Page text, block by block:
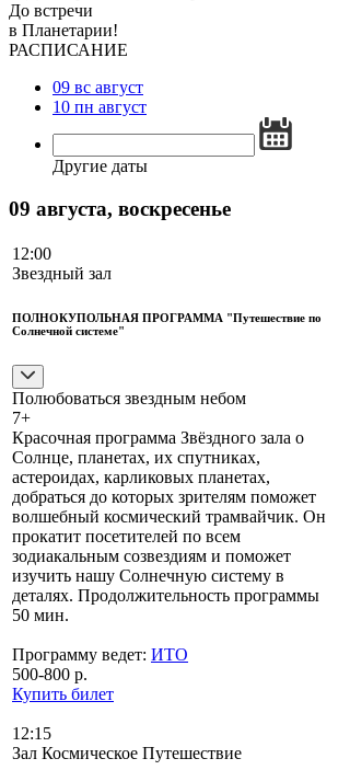
До встречи
в Планетарии!
РАСПИСАНИЕ
09 вс август
10 пн август
Другие даты
09 августа, воскресенье
12:00
Звездный зал
ПОЛНОКУПОЛЬНАЯ ПРОГРАММА "Путешествие по
Солнечной системе"
Полюбоваться звездным небом
7+
Красочная программа Звёздного зала о
Солнце, планетах, их спутниках,
астероидах, карликовых планетах,
добраться до которых зрителям поможет
волшебный космический трамвайчик. Он
прокатит посетителей по всем
зодиакальным созвездиям и поможет
изучить нашу Солнечную систему в
деталях. Продолжительность программы
50 мин.
Программу ведет: ИТО
500-800 р.
Купить билет
12:15
Зал Космическое Путешествие